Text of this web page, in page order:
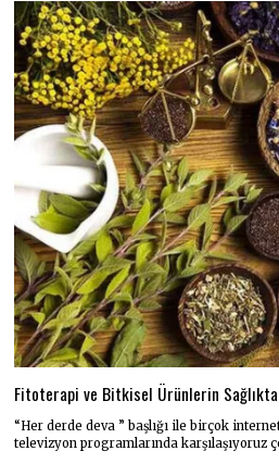
Fitoterapi ve Bitkisel Ürünlerin Sağlıkta
“Her derde deva ” başlığı ile birçok
televizyon programlarında karşılaşıyoruz